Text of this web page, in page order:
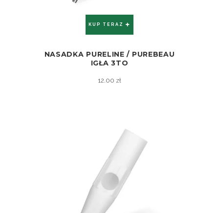
ZOBACZ
KUP TERAZ
NASADKA PURELINE / PUREBEAU
IGŁA 3TO
12.00 zł